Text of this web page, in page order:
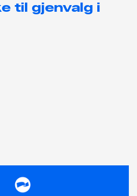
til gjenvalg i